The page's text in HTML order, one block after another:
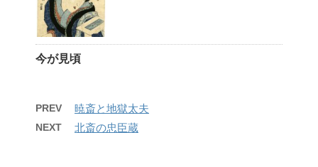
今が見頃
PREV 暁斎と地獄太夫
NEXT 北斎の忠臣蔵